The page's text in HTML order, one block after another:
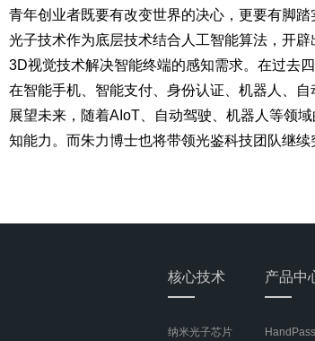
青年创业者既要有改变世界的决心，更要有脚
光子技术作为底层技术结合人工智能算法，开
3D视觉技术解决智能终端的感知需求。在过去
在智能手机、智能支付、身份认证、机器人、
展望未来，随着AIoT、自动驾驶、机器人等领
知能力。而朱力博士也将带领光鉴科技团队继
核心技术
纳米光子芯片
产品中